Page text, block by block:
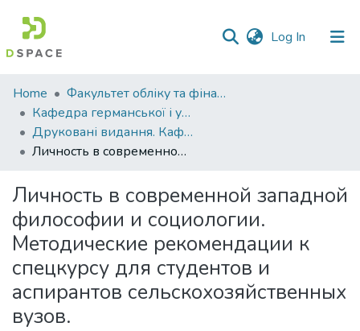
Log In (current)
Communities
&
Collections
All of DSpace
Statistics
Home
Факультет обліку та фінансів
Кафедра германської і української філології
Друковані видання. Кафедра германської і української філології
Личность в современной западной философии и социологии. Методические рекомендации к спецкурсу для студентов и аспирантов сельскохозяйственных вузов.
Личность в современной западной
философии и социологии.
Методические рекомендации к
спецкурсу для студентов и
аспирантов сельскохозяйственных
вузов.